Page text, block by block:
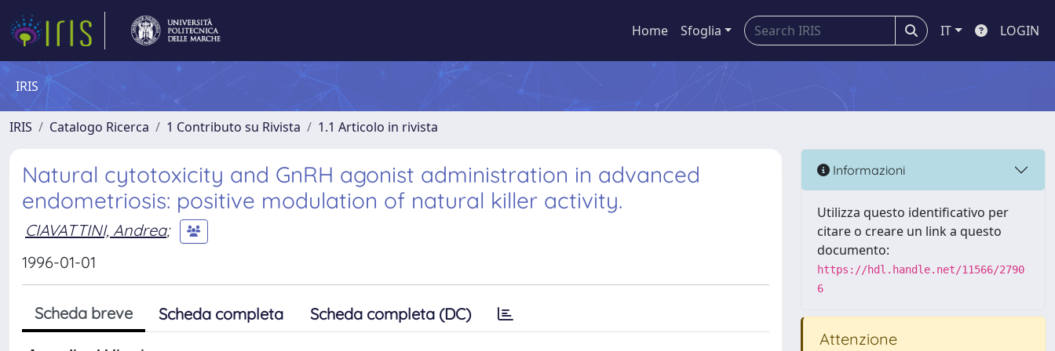
Home Sfoglia IT LOGIN
IRIS
IRIS Catalogo Ricerca 1 Contributo su Rivista 1.1 Articolo in rivista
Natural cytotoxicity and GnRH agonist administration in advanced
endometriosis: positive modulation of natural killer activity.
CIAVATTINI, Andrea;
1996-01-01
Scheda breve Scheda completa Scheda completa (DC)
Informazioni
Utilizza questo identificativo per
citare o creare un link a questo
documento:
https://hdl.handle.net/11566/2790
6
Attenzione